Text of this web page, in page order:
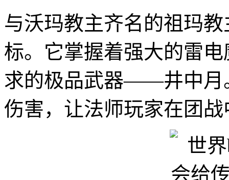
与沃玛教主齐名的祖玛
标。它掌握着强大的雷
求的极品武器——井中月
伤害，让法师玩家在团